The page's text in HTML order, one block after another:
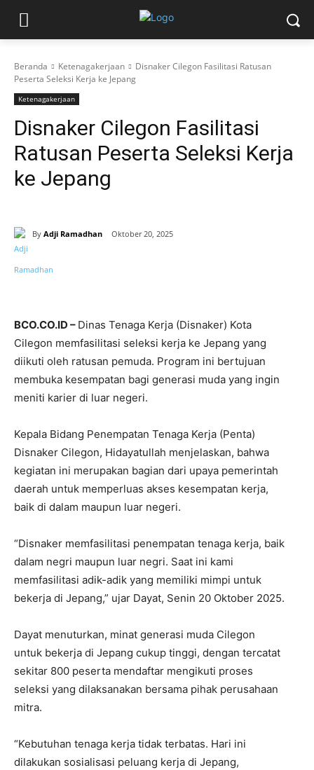
Beranda Ketenagakerjaan
Disnaker Cilegon Fasilitasi Ratusan
Peserta Seleksi Kerja ke Jepang
Ketenagakerjaan
Disnaker Cilegon Fasilitasi
Ratusan Peserta Seleksi Kerja
ke Jepang
By Adji Ramadhan Oktober 20, 2025
​​BCO.CO.ID – Dinas Tenaga Kerja (Disnaker) Kota
Cilegon memfasilitasi seleksi kerja ke Jepang yang
diikuti oleh ratusan pemuda. Program ini bertujuan
membuka kesempatan bagi generasi muda yang ingin
meniti karier di luar negeri.​
Kepala Bidang Penempatan Tenaga Kerja (Penta)
Disnaker Cilegon, Hidayatullah menjelaskan, bahwa
kegiatan ini merupakan bagian dari upaya pemerintah
daerah untuk memperluas akses kesempatan kerja,
baik di dalam maupun luar negeri.​
“Disnaker memfasilitasi penempatan tenaga kerja, baik
dalam negri maupun luar negri. Saat ini kami
memfasilitasi adik-adik yang memiliki mimpi untuk
bekerja di Jepang,” ujar Dayat, Senin 20 Oktober 2025.​
Dayat menuturkan, minat generasi muda Cilegon
untuk bekerja di Jepang cukup tinggi, dengan tercatat
sekitar 800 peserta mendaftar mengikuti proses
seleksi yang dilaksanakan bersama pihak perusahaan
mitra.
​“Kebutuhan tenaga kerja tidak terbatas. Hari ini
dilakukan sosialisasi peluang kerja di Jepang,